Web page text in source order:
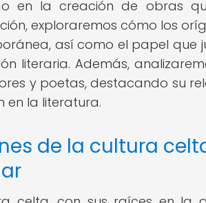
en la creación de obras
exploraremos cómo los
así como el papel que
literaria. Además,
y poetas, destacando su
en la literatura.
de la cultura